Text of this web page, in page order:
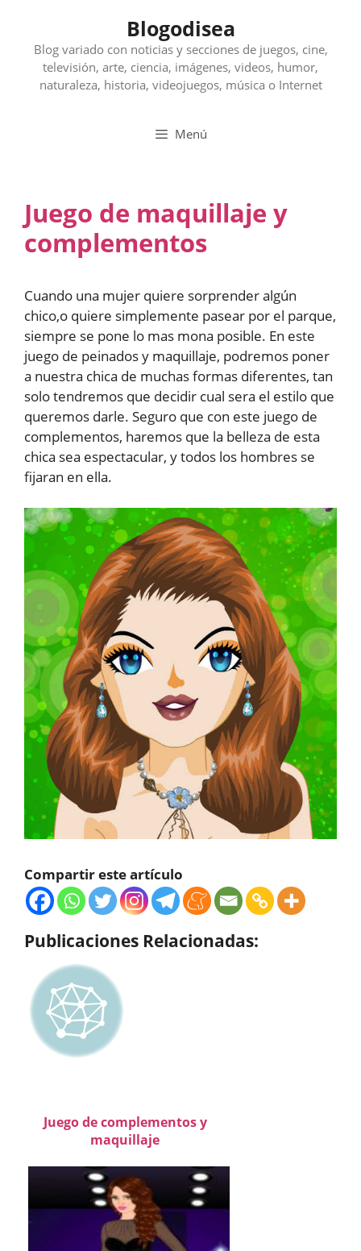
contenido
Blogodisea
Blog variado con noticias y secciones de juegos, cine,
televisión, arte, ciencia, imágenes, videos, humor,
naturaleza, historia, videojuegos, música o Internet
Menú
Juego de maquillaje y
complementos
Cuando una mujer quiere sorprender algún
chico,o quiere simplemente pasear por el parque,
siempre se pone lo mas mona posible. En este
juego de peinados y maquillaje, podremos poner
a nuestra chica de muchas formas diferentes, tan
solo tendremos que decidir cual sera el estilo que
queremos darle. Seguro que con este juego de
complementos, haremos que la belleza de esta
chica sea espectacular, y todos los hombres se
fijaran en ella.
Compartir este artículo
Publicaciones Relacionadas:
Juego de complementos y
maquillaje